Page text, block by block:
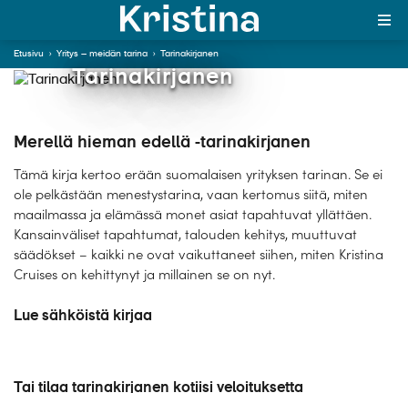
MAJAKKA-portaali
Yksin matkalle?
Äkkilähdöt
Suosikit
Etusivu › Yritys – meidän tarina › Tarinakirjanen
Tarinakirjanen
Merellä hieman edellä -tarinakirjanen
Tämä kirja kertoo erään suomalaisen yrityksen tarinan. Se ei
ole pelkästään menestystarina, vaan kertomus siitä, miten
maailmassa ja elämässä monet asiat tapahtuvat yllättäen.
Kansainväliset tapahtumat, talouden kehitys, muuttuvat
säädökset – kaikki ne ovat vaikuttaneet siihen, miten Kristina
Cruises on kehittynyt ja millainen se on nyt.
Lue sähköistä kirjaa
Tai tilaa tarinakirjanen kotiisi veloituksetta